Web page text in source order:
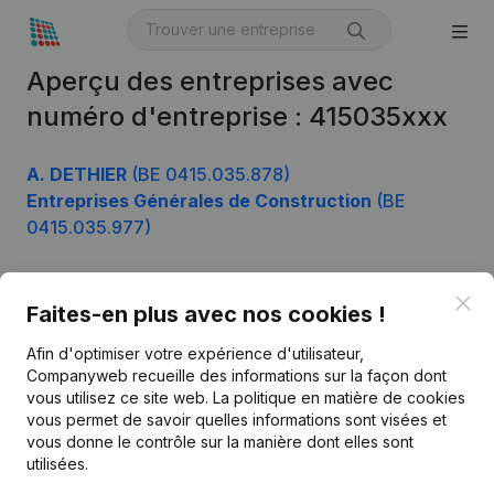
Aperçu des entreprises avec
numéro d'entreprise : 415035xxx
A. DETHIER (BE 0415.035.878)
Entreprises Générales de Construction (BE
0415.035.977)
Faites-en plus avec nos cookies !
Afin d'optimiser votre expérience d'utilisateur,
Companyweb recueille des informations sur la façon dont
vous utilisez ce site web. La politique en matière de cookies
vous permet de savoir quelles informations sont visées et
vous donne le contrôle sur la manière dont elles sont
utilisées.
Français
Kantorenpark Everest
Produit
Informations d’entreprise
Monitoring
Recherche internationale